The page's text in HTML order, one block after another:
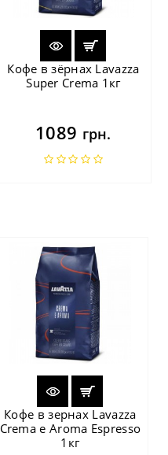
Кофе в зёрнах Lavazza
Super Crema 1кг
1089 грн.
Кофе в зернах Lavazza
Crema e Aroma Espresso
1кг